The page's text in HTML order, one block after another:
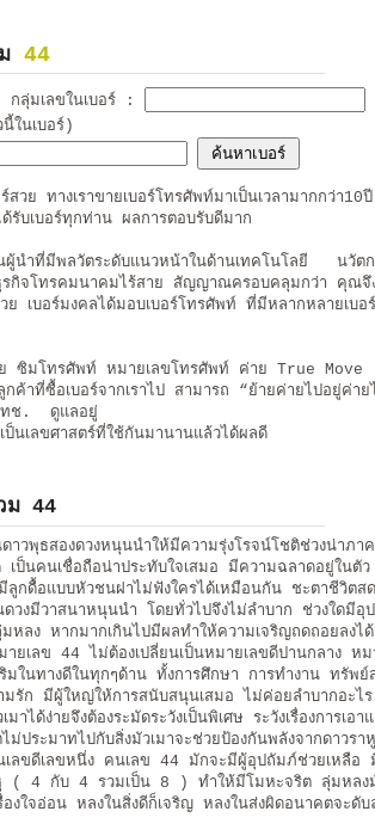
44
ลุ่มเลขในเบอร์ :
ในเบอร์)
ทางเราขายเบอร์โทรศัพท์มาเป็นเวลามากกว่า10
บเบอร์ทุกท่าน ผลการตอบรับดีมาก
ำที่มีพลวัตระดับแนวหน้าในด้านเทคโนโลยี นวัตก
กิจโทรคมนาคมไร้สาย สัญญาณครอบคลุมกว่า คุณ
เบอร์มงคลได้มอบเบอร์โทรศัพท์ ที่มีหลากหลายเบอร์
มโทรศัพท์ หมายเลขโทรศัพท์ ค่าย True
าที่ซื้อเบอร์จากเราไป สามารถ “ย้ายค่ายไปอยู่ค่า
ทช. ดูแลอยู่
ป็นเลขศาสตร์ที่ใช้กันมานานแล้วได้ผลดี
ม 44
วพุธสองดวงหนุนนำให้มีความรุ่งโรจน์โชติช่วงน่าภ
เป็นคนเชื่อถือน่าประทับใจเสมอ มีความฉลาดอยู่ใน
กดื้อแบบหัวชนฝาไม่ฟังใครได้เหมือนกัน ชะตาชีวิตสด
วงมีวาสนาหนุนนำ โดยทั่วไปจึงไม่ลำบาก ช่วงใดมี
หลง หากมากเกินไปมีผลทำให้ความเจริญถดถอยลงไ
ยเลข 44 ไม่ต้องเปลี่ยนเป็นหมายเลขดีปานกลาง ห
ริมในทางดีในทุกๆด้าน ทั้งการศึกษา การทำงาน ทรัพ
รัก มีผู้ใหญ่ให้การสนับสนุนเสมอ ไม่ค่อยลำบากอะไ
าได้ง่ายจึงต้องระมัดระวังเป็นพิเศษ ระวังเรื่องการเอา
ประมาทไปกับสิ่งมัวเมาจะช่วยป้องกันพลังจากดาวร
เลขดีเลขหนึ่ง คนเลข 44 มักจะมีผู้อุปถัมภ์ช่วยเหลือ
( 4 กับ 4 รวมเป็น 8 ) ทำให้มีโมหะจริต ลุ่มหลงมั
องใจอ่อน หลงในสิ่งดีก็เจริญ หลงในส่งผิดอนาคตจะดั